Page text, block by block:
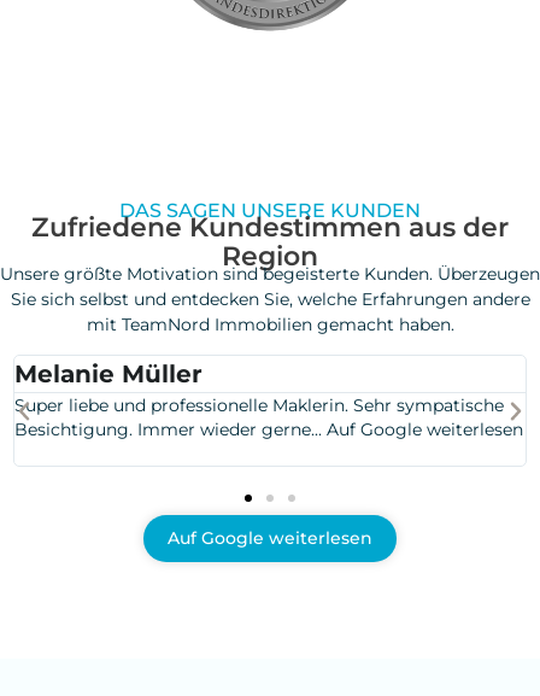
DAS SAGEN UNSERE KUNDEN
Zufriedene Kundestimmen aus der
Region
Unsere größte Motivation sind begeisterte Kunden. Überzeugen
Sie sich selbst und entdecken Sie, welche Erfahrungen andere
mit TeamNord Immobilien gemacht haben.
Carina Gangnus
Frau Böhm hat mir schon mehrfach bei Fragen der
Vermietung und der Wertermittlung meiner Immobilien
Auf Google weiterlesen